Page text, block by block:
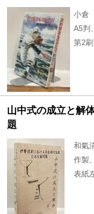
小倉
A5判
第2
山中式の成立と解
題
和氣
作製
表紙